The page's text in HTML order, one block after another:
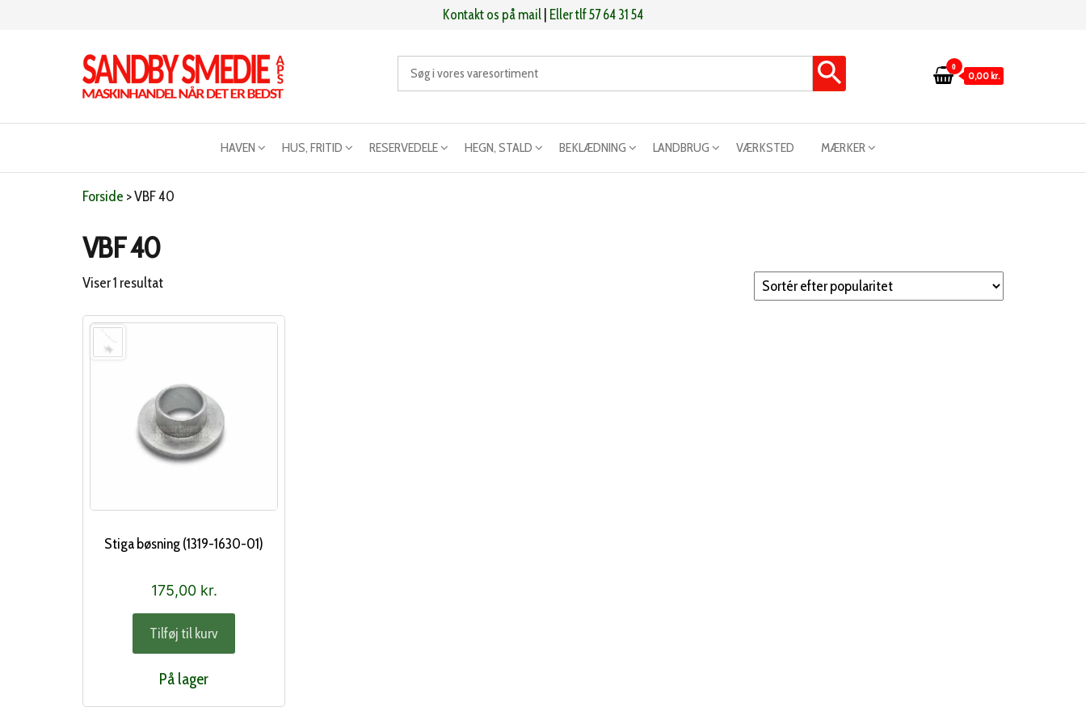
Kontakt os på mail Eller tlf 57 64 31 54
0
0,00 kr.
HAVEN HUS, FRITID RESERVEDELE HEGN, STALD BEKLÆDNING LANDBRUG VÆRKSTED MÆRKER
Forside >VBF 40
VBF 40
Viser 1 resultat
Stiga bøsning (1319-1630-01)
175,00 kr.
Tilføj til kurv
På lager